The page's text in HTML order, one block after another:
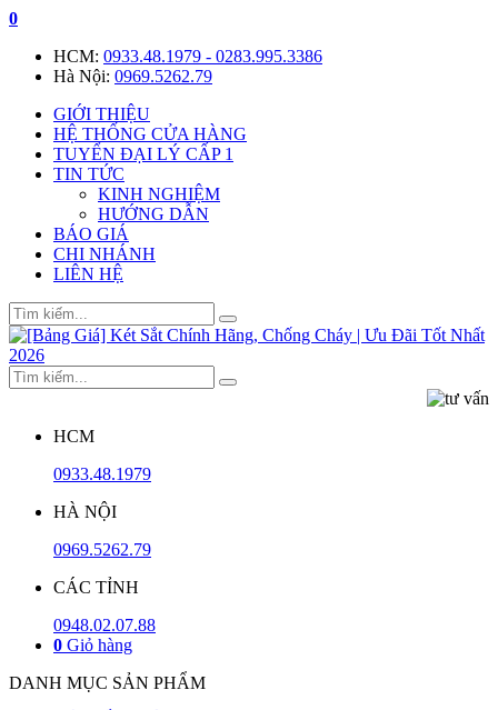
0
HCM: 0933.48.1979 - 0283.995.3386
Hà Nội: 0969.5262.79
GIỚI THIỆU
HỆ THỐNG CỬA HÀNG
TUYỂN ĐẠI LÝ CẤP 1
TIN TỨC
KINH NGHIỆM
HƯỚNG DẪN
BÁO GIÁ
CHI NHÁNH
LIÊN HỆ
HCM
0933.48.1979
HÀ NỘI
0969.5262.79
CÁC TỈNH
0948.02.07.88
0 Giỏ hàng
DANH MỤC SẢN PHẨM